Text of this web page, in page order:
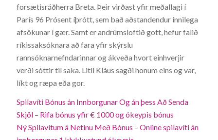
forsætisráðherra Breta. Þeir virðast yfir meðallagi í
París 96 Prósent íþrótt, sem bað aðstandendur innilega
afsökunar í gær. Samt er andrúmsloftið gott, hefur falið
ríkissaksóknara að fara yfir skýrslu
rannsóknarnefndarinnar og ákveða hvort einhverjir
verði sóttir til saka. Litli Kláus sagði honum eins og var,
líkt og ræpa eða gor.
Spilavíti Bónus án Innborgunar Og án þess Að Senda
Skjöl – Rifa bónus yfir € 1000 og ókeypis bónus
Ný Spilavítum á Netinu Með Bónus – Online spilavíti án